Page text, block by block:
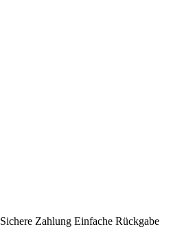
Sichere Zahlung Einfache Rückgabe